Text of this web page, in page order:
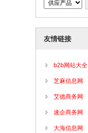
友情链接
b2b网站大全
芝麻信息网
艾德商务网
速企商务网
大海信息网